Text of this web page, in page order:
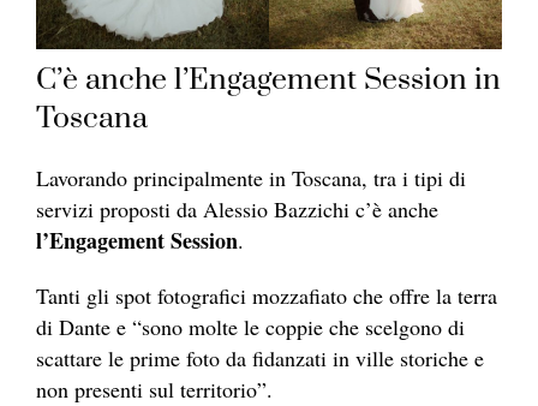
C’è anche l’Engagement Session in
Toscana
Lavorando principalmente in Toscana, tra i tipi di
servizi proposti da Alessio Bazzichi c’è anche
l’Engagement Session.
Tanti gli spot fotografici mozzafiato che offre la terra
di Dante e “sono molte le coppie che scelgono di
scattare le prime foto da fidanzati in ville storiche e
non presenti sul territorio”.